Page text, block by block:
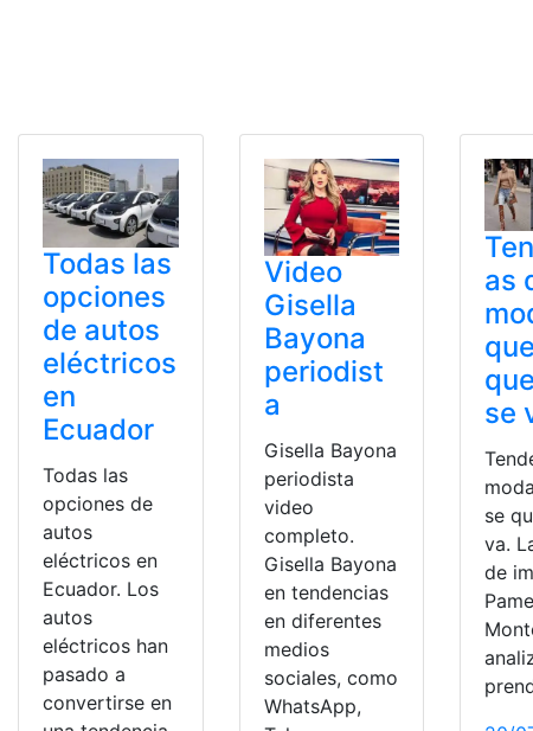
Todas las
opciones
de autos
eléctricos
en
Ecuador
Todas las
opciones de
autos
eléctricos en
Ecuador. Los
autos
eléctricos han
pasado a
convertirse en
Video
Gisella
Bayona
periodist
a
Gisella Bayona
periodista
video
completo.
Gisella Bayona
en tendencias
en diferentes
medios
sociales, como
WhatsApp,
as
se
se
va.
de